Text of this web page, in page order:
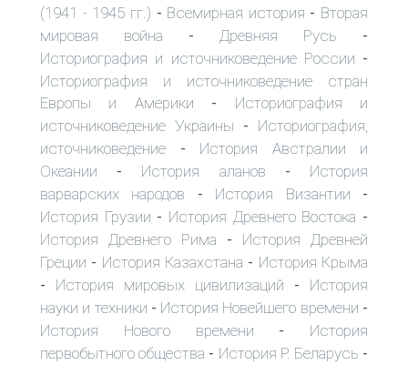
(1941 - 1945 гг.) - Всемирная история - Вторая
мировая война - Древняя Русь -
Историография и источниковедение России -
Историография и источниковедение стран
Европы и Америки - Историография и
источниковедение Украины - Историография,
источниковедение - История Австралии и
Океании - История аланов - История
варварских народов - История Византии -
История Грузии - История Древнего Востока -
История Древнего Рима - История Древней
Греции - История Казахстана - История Крыма
- История мировых цивилизаций - История
науки и техники - История Новейшего времени -
История Нового времени - История
первобытного общества - История Р. Беларусь -